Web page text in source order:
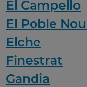
El Campello
El Poble
Elche
Finestrat
Gandia